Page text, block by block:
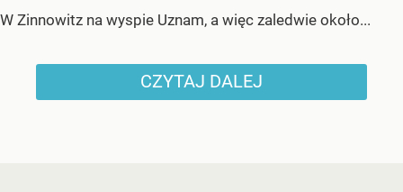
W Zinnowitz na wyspie Uznam, a więc zaledwie około...
CZYTAJ DALEJ